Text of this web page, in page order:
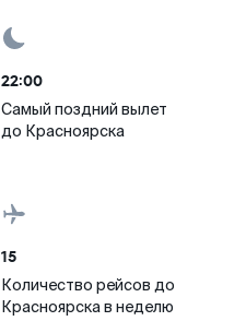
22:00
Самый поздний вылет
до Красноярска
15
Количество рейсов до
Красноярска в неделю